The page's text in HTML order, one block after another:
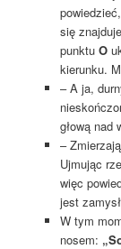
się
punktu O
kierunku.
– A ja,
głową nad
–
Ujmując
więc
jest
W tym
nosem: